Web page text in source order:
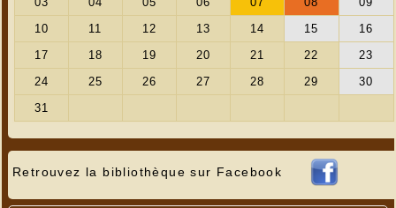
Retrouvez la bibliothèque sur Facebook